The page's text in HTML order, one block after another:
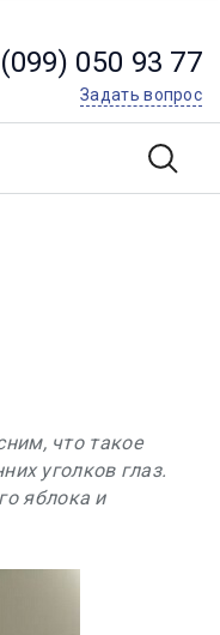
050 93 77
Задать вопрос
что такое
уголков глаз.
яблока и